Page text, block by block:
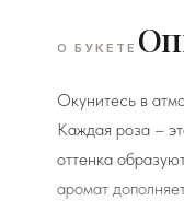
О БУКЕТЕ
Окунитесь в
Каждая роза –
оттенка
аромат